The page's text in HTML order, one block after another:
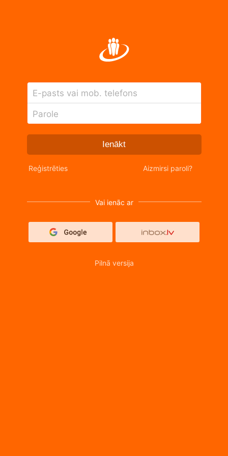
E-pasts vai mob. telefons
Parole
Ienākt
Reģistrēties Aizmirsi paroli?
Vai ienāc ar
Pilnā versija